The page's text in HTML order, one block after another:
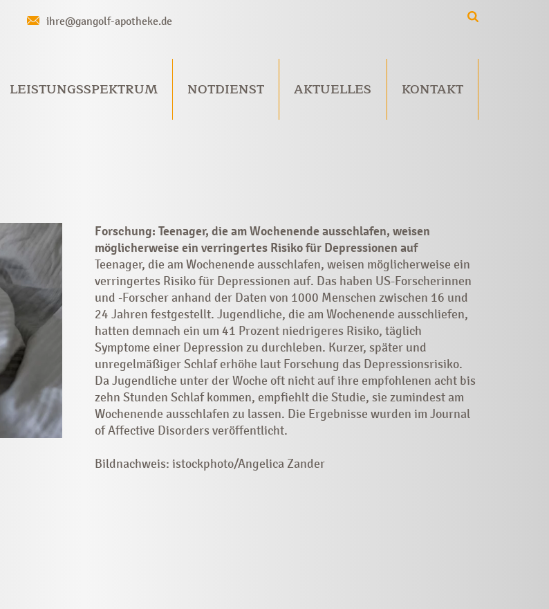
ihre@gangolf-apotheke.de
LEISTUNGSSPEKTRUM NOTDIENST AKTUELLES KONTAKT
Forschung: Teenager, die am Wochenende ausschlafen, weisen
möglicherweise ein verringertes Risiko für Depressionen auf
Teenager, die am Wochenende ausschlafen, weisen möglicherweise ein
verringertes Risiko für Depressionen auf. Das haben US-Forscherinnen
und -Forscher anhand der Daten von 1000 Menschen zwischen 16 und
24 Jahren festgestellt. Jugendliche, die am Wochenende ausschliefen,
hatten demnach ein um 41 Prozent niedrigeres Risiko, täglich
Symptome einer Depression zu durchleben. Kurzer, später und
unregelmäßiger Schlaf erhöhe laut Forschung das Depressionsrisiko.
Da Jugendliche unter der Woche oft nicht auf ihre empfohlenen acht bis
zehn Stunden Schlaf kommen, empfiehlt die Studie, sie zumindest am
Wochenende ausschlafen zu lassen. Die Ergebnisse wurden im Journal
of Affective Disorders veröffentlicht.
Bildnachweis: istockphoto/Angelica Zander